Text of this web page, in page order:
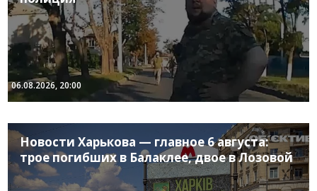
06.08.2026, 20:00
Новости Харькова — главное 6 августа:
трое погибших в Балаклее, двое в Лозовой